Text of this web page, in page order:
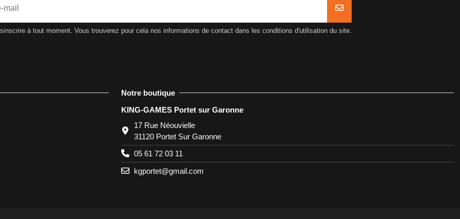
à tout moment. Vous trouverez pour cela nos informations de contact dans les conditions d'utilisation du site.
Notre boutique
KING-GAMES Portet sur Garonne
17 Rue Néouvielle
31120 Portet Sur Garonne
05 61 72 03 11
kgportet@gmail.com